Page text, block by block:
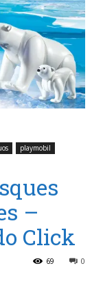
playmobil
–
Click
0
69